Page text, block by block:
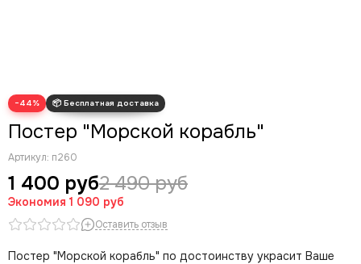
Волк с Уолл Стрит
−44%
Постер "Морской корабль"
Артикул: п260
1 400 руб2 490 руб
Экономия 1 090 руб
Оставить отзыв
Постер "Морской корабль" по достоинству украсит Ваше